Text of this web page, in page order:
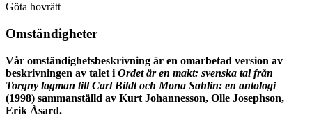
Göta hovrätt
Omständigheter
Vår omständighetsbeskrivning är en omarbetad version av
beskrivningen av talet i Ordet är en makt: svenska tal från
Torgny lagman till Carl Bildt och Mona Sahlin: en antologi
(1998) sammanställd av Kurt Johannesson, Olle Josephson,
Erik Åsard.